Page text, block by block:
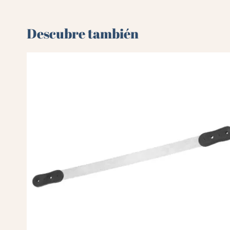
Descubre también 🌻